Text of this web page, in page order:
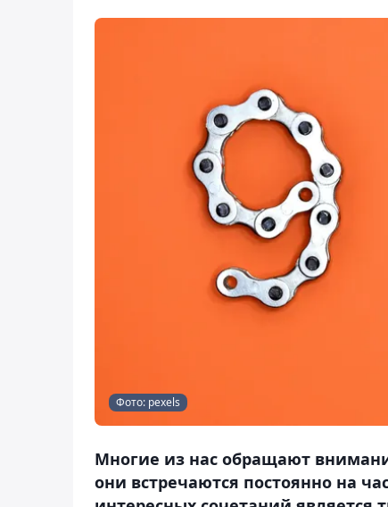
Фото: pexels
Многие из нас обращают
они встречаются постоянно на